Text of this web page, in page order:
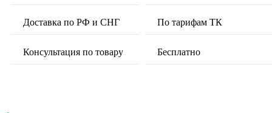
Доставка по РФ и СНГ По тарифам ТК
Консультация по товару Бесплатно